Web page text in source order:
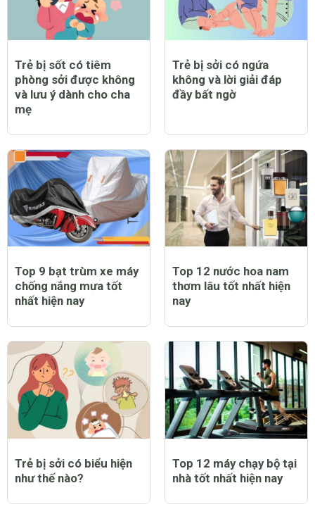
Trẻ bị sốt có tiêm
phòng sởi được không
và lưu ý dành cho cha
mẹ
Trẻ bị sởi có ngứa
không và lời giải đáp
đầy bất ngờ
Top 9 bạt trùm xe máy
chống nắng mưa tốt
nhất hiện nay
Top 12 nước hoa nam
thơm lâu tốt nhất hiện
nay
Trẻ bị sởi có biểu hiện
như thế nào?
Top 12 máy chạy bộ tại
nhà tốt nhất hiện nay